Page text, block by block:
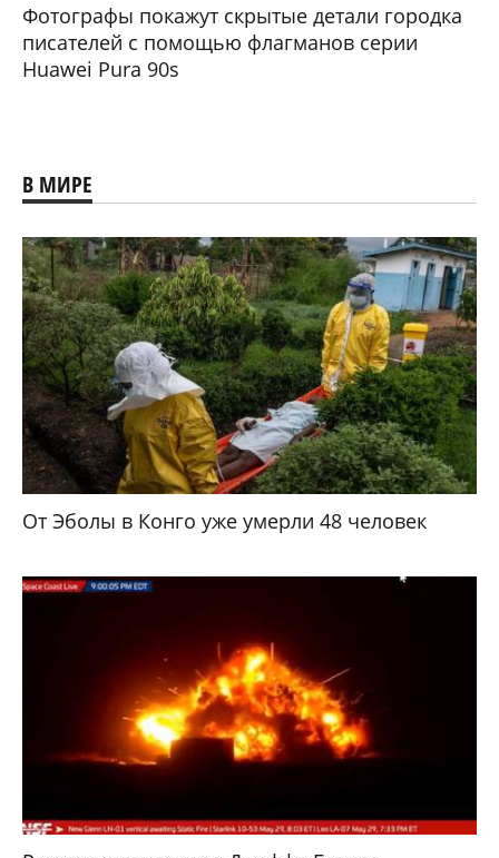
Фотографы покажут скрытые детали городка
писателей с помощью флагманов серии
Huawei Pura 90s
В МИРЕ
От Эболы в Конго уже умерли 48 человек